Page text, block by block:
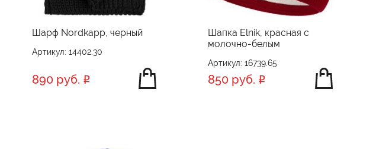
Шарф Nordkapp, черный
Артикул: 14402.30
890 руб.
Шапка Elnik, красная с
молочно-белым
Артикул: 16739.65
850 руб.